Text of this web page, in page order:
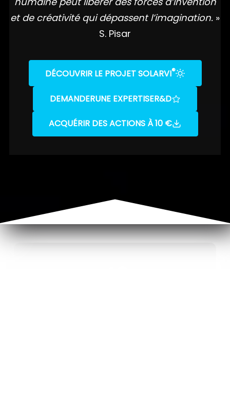
et de créativité qui dépassent l’imagination. »
S. Pisar
DÉCOUVRIR LE PROJET SOLARVI®
DEMANDERUNE EXPERTISER&D
ACQUÉRIR DES ACTIONS À 10 €